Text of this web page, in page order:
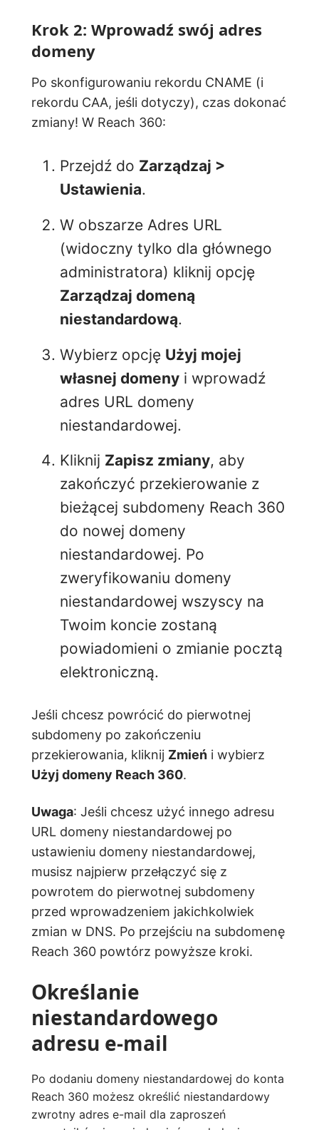
Krok 2: Wprowadź swój adres
domeny
Po skonfigurowaniu rekordu CNAME (i
rekordu CAA, jeśli dotyczy), czas dokonać
zmiany! W Reach 360:
Przejdź do Zarządzaj >
Ustawienia.
W obszarze Adres URL
(widoczny tylko dla głównego
administratora) kliknij opcję
Zarządzaj domeną
niestandardową.
Wybierz opcję Użyj mojej
własnej domeny i wprowadź
adres URL domeny
niestandardowej.
Kliknij Zapisz zmiany, aby
zakończyć przekierowanie z
bieżącej subdomeny Reach 360
do nowej domeny
niestandardowej. Po
zweryfikowaniu domeny
niestandardowej wszyscy na
Twoim koncie zostaną
powiadomieni o zmianie pocztą
elektroniczną.
Jeśli chcesz powrócić do pierwotnej
subdomeny po zakończeniu
przekierowania, kliknij Zmień i wybierz
Użyj domeny Reach 360.
Uwaga: Jeśli chcesz użyć innego adresu
URL domeny niestandardowej po
ustawieniu domeny niestandardowej,
musisz najpierw przełączyć się z
powrotem do pierwotnej subdomeny
przed wprowadzeniem jakichkolwiek
zmian w DNS. Po przejściu na subdomenę
Reach 360 powtórz powyższe kroki.
Określanie
niestandardowego
adresu e-mail
Po dodaniu domeny niestandardowej do konta
Reach 360 możesz określić niestandardowy
zwrotny adres e-mail dla zaproszeń